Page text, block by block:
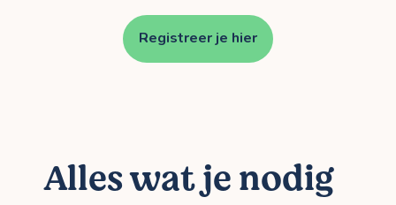
Registreer je hier
Alles wat je nodig